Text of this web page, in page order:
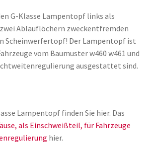
G-Klasse Lampentopf links als
Ablauflöchern zweckentfremden
Scheinwerfertopf! Der Lampentopf ist
vom Baumuster w460 w461 und
ausgestattet sind.
Lampentopf finden Sie hier. Das
als Einschweißteil, für Fahrzeuge
hier.